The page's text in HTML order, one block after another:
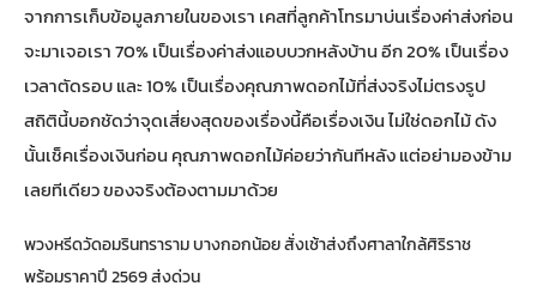
จากการเก็บข้อมูลภายในของเรา เคสที่ลูกค้าโทรมาบ่นเรื่องค่าส่งก่อน
จะมาเจอเรา 70% เป็นเรื่องค่าส่งแอบบวกหลังบ้าน อีก 20% เป็นเรื่อง
เวลาตัดรอบ และ 10% เป็นเรื่องคุณภาพดอกไม้ที่ส่งจริงไม่ตรงรูป
สถิตินี้บอกชัดว่าจุดเสี่ยงสุดของเรื่องนี้คือเรื่องเงิน ไม่ใช่ดอกไม้ ดัง
นั้นเช็คเรื่องเงินก่อน คุณภาพดอกไม้ค่อยว่ากันทีหลัง แต่อย่ามองข้าม
เลยทีเดียว ของจริงต้องตามมาด้วย
พวงหรีดวัดอมรินทราราม บางกอกน้อย สั่งเช้าส่งถึงศาลาใกล้ศิริราช
พร้อมราคาปี 2569 ส่งด่วน